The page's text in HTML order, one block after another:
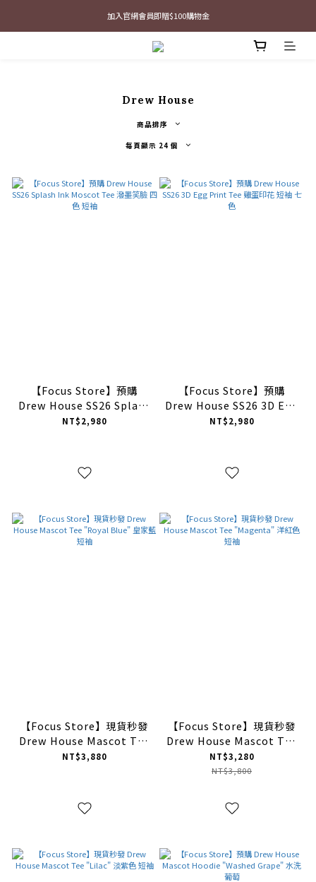
最新三方聯名倒鉤，火熱預購接單中🔥
加入官網會員即贈$100購物金
最新三方聯名倒鉤，火熱預購接單中🔥
Drew House
商品排序
每頁顯示 24 個
【Focus Store】預購
Drew House SS26 Splash
Ink Moscot Tee 潑墨笑臉
NT$2,980
【Focus Store】預購
Drew House SS26 3D Egg
Print Tee 雞蛋印花 短袖 七
NT$2,980
【Focus Store】現貨秒發
Drew House Mascot Tee
"Royal Blue" 皇家藍 短袖
NT$3,880
【Focus Store】現貨秒發
Drew House Mascot Tee
"Magenta" 洋紅色 短袖
NT$3,280
NT$3,800